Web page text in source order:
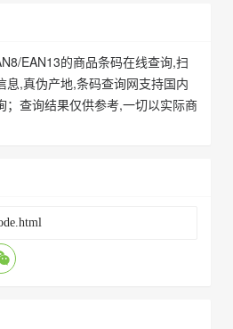
EAN13的商品条码在线查询,扫
息,真伪产地,条码查询网支持国内
；查询结果仅供参考,一切以实际商